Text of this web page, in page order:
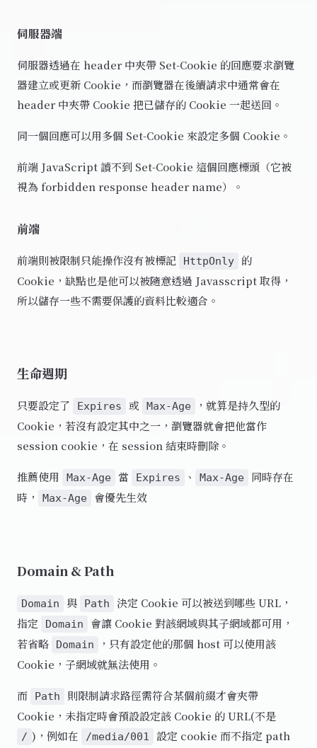
伺服器端
伺服器透過在 header 中夾帶 Set-Cookie 的回應要求瀏覽
器建立或更新 Cookie，而瀏覽器在後續請求中通常會在
header 中夾帶 Cookie 把已儲存的 Cookie 一起送回。
同一個回應可以用多個 Set-Cookie 來設定多個 Cookie。
前端 JavaScript 讀不到 Set-Cookie 這個回應標頭（它被
視為 forbidden response header name）。
前端
前端則被限制只能操作沒有被標記 HttpOnly
的
Cookie，缺點也是他可以被隨意透過 Javasscript 取得，
所以儲存一些不需要保護的資料比較適合。
生命週期
只要設定了 Expires 或 Max-Age
，就算是持久型的
Cookie，若沒有設定其中之一，瀏覽器就會把他當作
session cookie，在 session 結束時刪除。
推薦使用 Max-Age 當 Expires 、 Max-Age
同時存在
時，
Max-Age 會優先生效
Domain & Path
Domain 與 Path
決定 Cookie 可以被送到哪些 URL，
指定
Domain
會讓 Cookie 對該網域與其子網域都可用，
若省略
Domain
，只有設定他的那個 host 可以使用該
Cookie，子網域就無法使用。
而 Path
則限制請求路徑需符合某個前綴才會夾帶
Cookie，未指定時會預設設定該 Cookie 的 URL(不是
/ )，例如在 /media/001
設定 cookie 而不指定 path